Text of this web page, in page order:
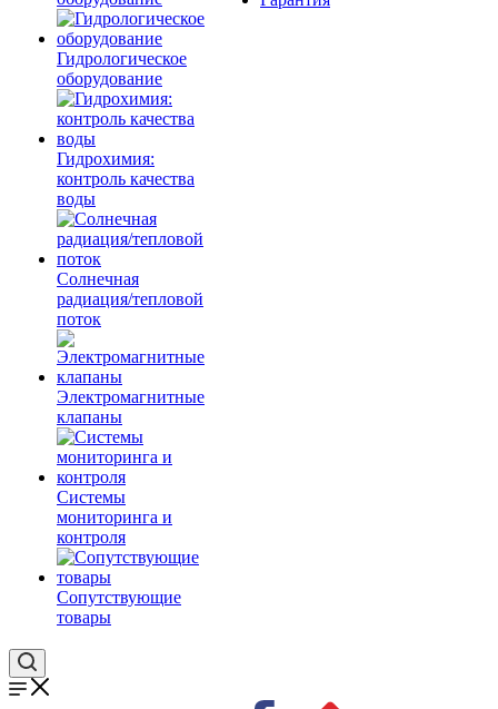
Гидрологическое
оборудование
Гидрохимия:
контроль качества
воды
Солнечная
радиация/тепловой
поток
Электромагнитные
клапаны
Системы
мониторинга и
контроля
Сопутствующие
товары